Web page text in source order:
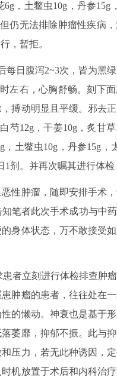
，土鳖虫10g，丹参15g
仍无法排除肿瘤性疾病
，暂拒。
每日腹泻2~3次，皆为黑
左右，心胸舒畅。刻下
搏动明显且平缓。邪去
芍12g，干姜10g，炙甘
土鳖虫10g，丹参15g，
剂。并再次嘱其进行体检
性肿瘤，随即安排手术
笔者此次手术成功与中
身体状态，万不敢接受
者立刻进行体检排查肿
肿瘤的患者，往往处在一
的懒动。神衰也是基于
萎靡，抑郁不振。此与
压力，若无此种诱因，
机放置于术后和内科治